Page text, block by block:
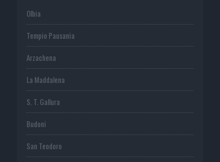
Olbia
Tempio Pausania
Arzachena
La Maddalena
S. T. Gallura
Budoni
San Teodoro